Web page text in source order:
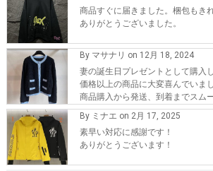
商品すぐに届きました。梱包もき
ありがとうございました。
By マサナリ on 12月 18, 2024
妻の誕生日プレゼントとして購入
価格以上の商品に大変喜んでいまし
商品購入から発送、到着までスム
とうございます。
また、機会が有れば購入したいです
By ミナエ on 2月 17, 2025
素早い対応に感謝です！
ありがとうございます！